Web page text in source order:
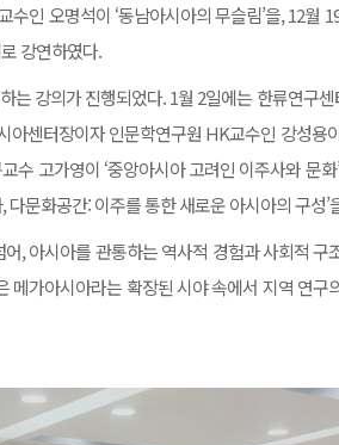
인 오명석이 ‘동남아시아의 무슬림’을, 12월
강연하였다.
는 강의가 진행되었다. 1월 2일에는 한류연구
센터장이자 인문학연구원 HK교수인 강성용
수 고가영이 ‘중앙아시아 고려인 이주사와 문
문화공간: 이주를 통한 새로운 아시아의 구성
, 아시아를 관통하는 역사적 경험과 사회적
메가아시아라는 확장된 시야 속에서 지역 연